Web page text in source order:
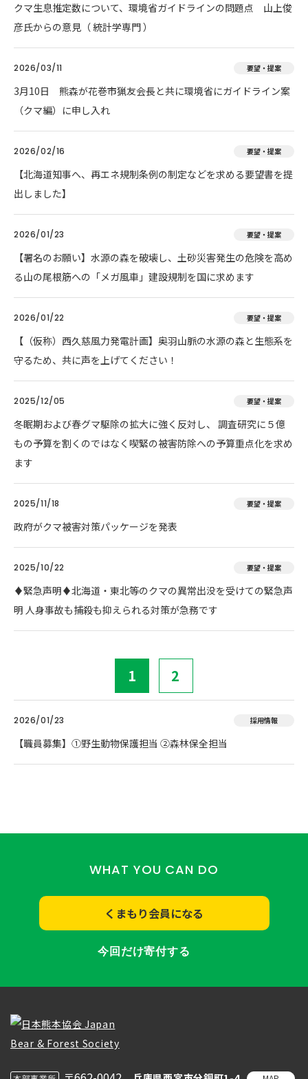
クマ生息推定数について、環境省ガイドラインの問題点 山上俊
彦氏からの意見（ 統計学専門 ）
2026/03/11 要望・提案
3月10日 熊森が花巻市猟友会長と共に環境省にガイドライン案
（クマ編）に申し入れ
2026/02/16 要望・提案
【北海道知事へ、再エネ規制条例の制定などを求める要望書を提
出しました】
2026/01/23 要望・提案
【署名のお願い】水源の森を破壊し、土砂災害発生の危険を高め
る山の尾根筋への「メガ風車」建設規制を国に求めます
2026/01/22 要望・提案
【（仮称）西久慈風力発電計画】奥羽山脈の水源の森と生態系を
守るため、共に声を上げてください！
2025/12/05 要望・提案
冬眠期および春グマ駆除の拡大に強く反対し、 調査研究に５億
もの予算を割くのではなく喫緊の被害防除への予算重点化を求め
ます
2025/11/18 要望・提案
政府がクマ被害対策パッケージを発表
2025/10/22 要望・提案
♦️緊急声明♦️北海道・東北等のクマの異常出没を受けての緊急声
明 人身事故も捕殺も抑えられる対策が急務です
1 2
2026/01/23 採用情報
【職員募集】①野生動物保護担当 ②森林保全担当
WHAT YOU CAN DO
くまもり会員になる
今回だけ寄付する